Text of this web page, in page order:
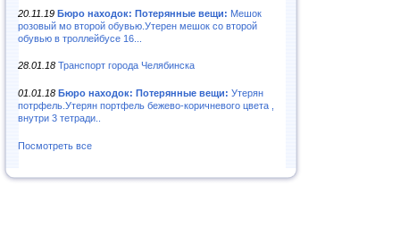
20.11.19 Бюро находок: Потерянные вещи: Мешок
розовый мо второй обувью.Утерен мешок со второй
обувью в троллейбусе 16...
28.01.18 Транспорт города Челябинска
01.01.18 Бюро находок: Потерянные вещи: Утерян
потрфель.Утерян портфель бежево-коричневого цвета ,
внутри 3 тетради..
Посмотреть все